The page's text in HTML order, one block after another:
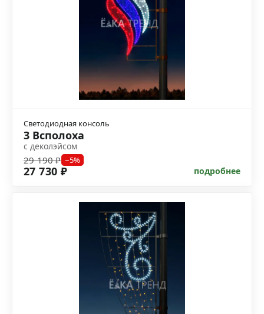
Светодиодная консоль
3 Всполоха
с деколэйсом
29 190 ₽ −5%
27 730 ₽ подробнее